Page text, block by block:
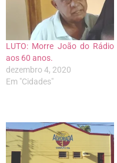
LUTO: Morre João do Rádio
aos 60 anos.
dezembro 4, 2020
Em "Cidades"